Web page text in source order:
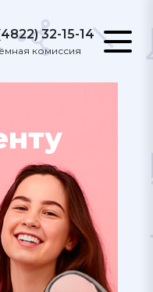
32-15-14
комиссия